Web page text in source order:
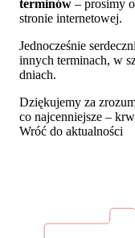
terminów – prosimy
stronie internetowej.
Jednocześnie
innych terminach, w
dniach.
Dziękujemy za
co najcenniejsze –
Wróć do aktualności